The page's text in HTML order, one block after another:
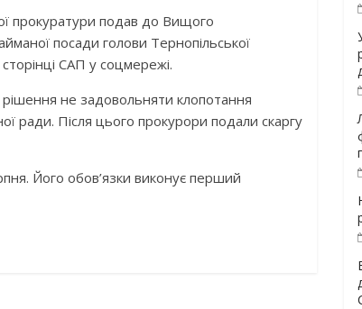
прокуратури подав до Вищого
посади голови Тернопільської
САП у соцмережі.
не задовольняти клопотання
ради. Після цього прокурори подали скаргу
Його обов’язки виконує перший